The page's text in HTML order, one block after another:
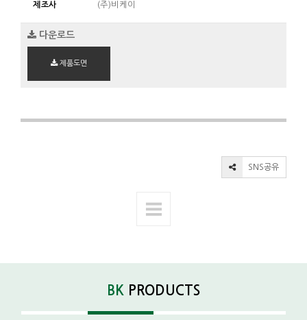
제조사
(주)비케이
다운로드
제품도면
SNS공유
BK PRODUCTS